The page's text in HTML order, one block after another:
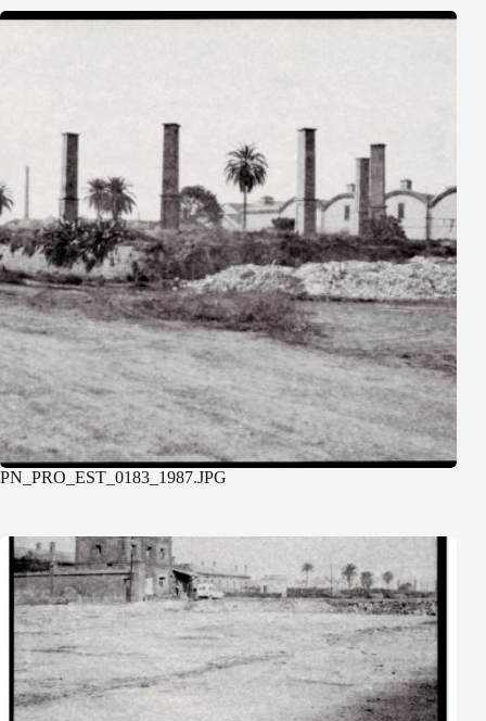
PN_PRO_EST_0183_1987.JPG